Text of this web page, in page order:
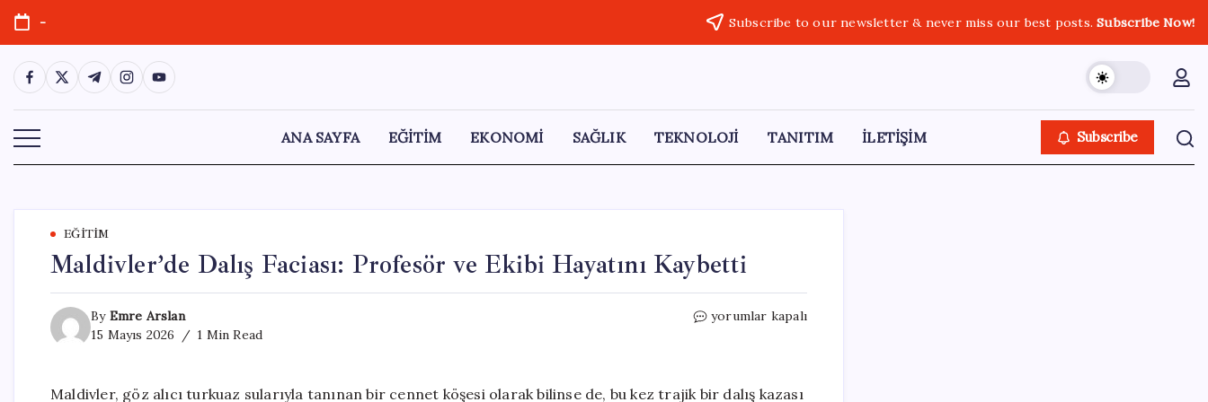
Skip
content
- Subscribe to our newsletter & never miss our best posts.Subscribe Now!
https://www.facebook.com/
https://twitter.com/
https://t.me/
https://www.instagram.com/
https://youtube.com/
ANA SAYFA EĞİTİM EKONOMİ SAĞLIK TEKNOLOJİ TANITIM İLETİŞİM Subscribe
EĞITIM
Maldivler’de Dalış Faciası: Profesör ve Ekibi Hayatını Kaybetti
By Emre Arslan
15 Mayıs 2026
1 Min Read
Maldivler’de
ve
yorumlar kapalı
Maldivler, göz alıcı turkuaz sularıyla tanınan bir cennet köşesi olarak bilinse de, bu kez trajik bir dalış kazası